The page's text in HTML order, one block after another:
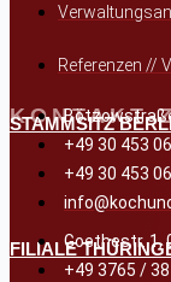
Referenzen //
KONTAKT
STAMMSITZ
+49 30 453
+49 30 453
FILIALEGoethestr. 1,
+49 3765 /